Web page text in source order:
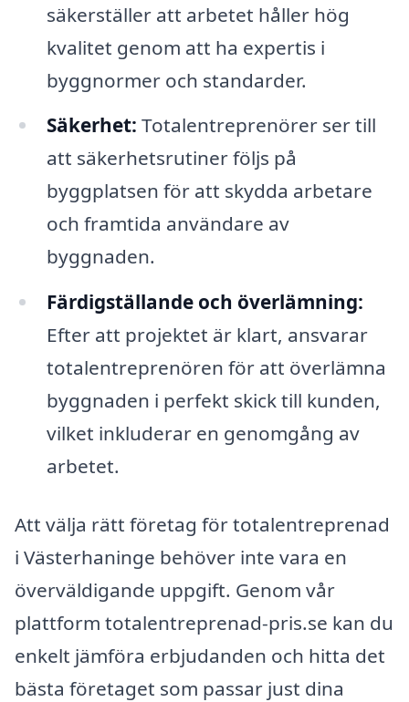
säkerställer att arbetet håller hög
kvalitet genom att ha expertis i
byggnormer och standarder.
Säkerhet: Totalentreprenörer ser till
att säkerhetsrutiner följs på
byggplatsen för att skydda arbetare
och framtida användare av
byggnaden.
Färdigställande och överlämning:
Efter att projektet är klart, ansvarar
totalentreprenören för att överlämna
byggnaden i perfekt skick till kunden,
vilket inkluderar en genomgång av
arbetet.
Att välja rätt företag för totalentreprenad
i Västerhaninge behöver inte vara en
överväldigande uppgift. Genom vår
plattform totalentreprenad-pris.se kan du
enkelt jämföra erbjudanden och hitta det
bästa företaget som passar just dina